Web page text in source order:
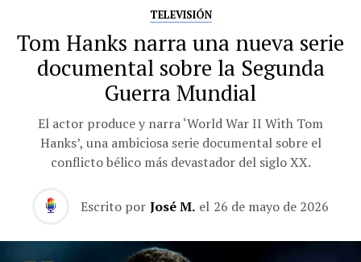
TELEVISIÓN
Tom Hanks narra una nueva serie
documental sobre la Segunda
Guerra Mundial
El actor produce y narra ‘World War II With Tom
Hanks’, una ambiciosa serie documental sobre el
conflicto bélico más devastador del siglo XX.
Escrito por José M. el 26 de mayo de 2026